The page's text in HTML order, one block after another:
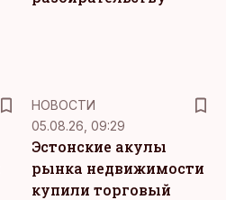
НОВОСТИ
05.08.26, 09:29
Эстонские акулы
рынка недвижимости
купили торговый